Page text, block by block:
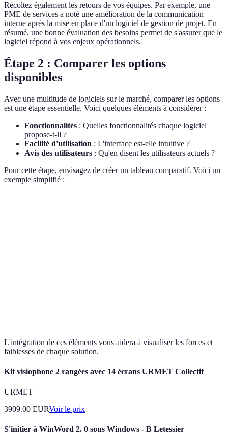
Récoltez également les retours de vos équipes. Par exemple, une
PME de services a noté une amélioration de la communication
interne après la mise en place d'un logiciel de gestion de projet. En
résumé, une bonne évaluation des besoins permet de s'assurer que le
logiciel répond à vos enjeux opérationnels.
Étape 2 : Comparer les options
disponibles
Avec une multitude de logiciels sur le marché, comparer les options
est une étape essentielle. Voici quelques éléments à considérer :
Fonctionnalités : Quelles fonctionnalités chaque logiciel
propose-t-il ?
Facilité d'utilisation : L'interface est-elle intuitive ?
Avis des utilisateurs : Qu'en disent les utilisateurs actuels ?
Pour cette étape, envisagez de créer un tableau comparatif. Voici un
exemple simplifié :
L'intégration de ces éléments vous aidera à visualiser les forces et
faiblesses de chaque solution.
Kit visiophone 2 rangées avec 14 écrans URMET Collectif
URMET
3909.00 EURVoir le prix
S'initier à WinWord 2. 0 sous Windows - B Letessier